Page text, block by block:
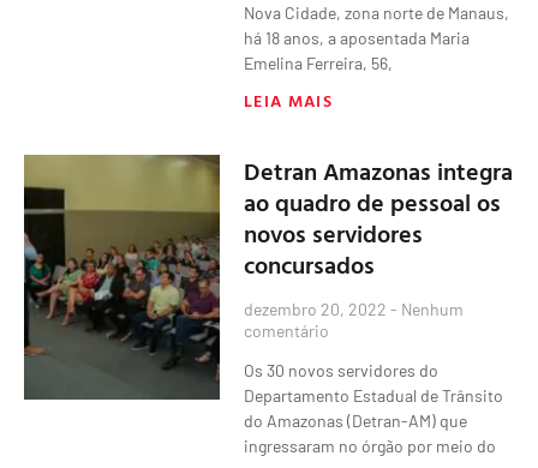
Nova Cidade, zona norte de Manaus,
há 18 anos, a aposentada Maria
Emelina Ferreira, 56,
LEIA MAIS
Detran Amazonas integra
ao quadro de pessoal os
novos servidores
concursados
dezembro 20, 2022 Nenhum
comentário
Os 30 novos servidores do
Departamento Estadual de Trânsito
do Amazonas (Detran-AM) que
ingressaram no órgão por meio do